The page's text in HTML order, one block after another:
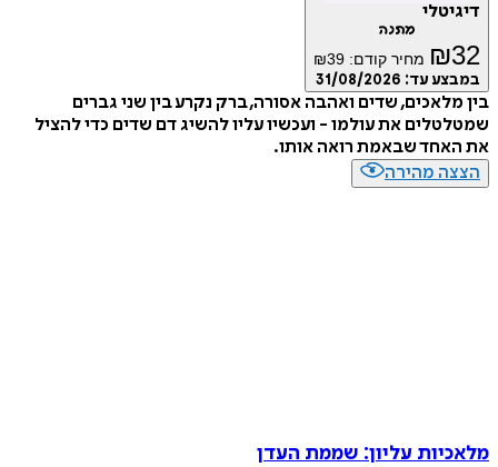
דיגיטלי
מתנה
₪32 מחיר קודם: ₪39
במבצע עד: 31/08/2026
בין מלאכים, שדים ואהבה אסורה, ברק נקרע בין שני גברים
שמטלטלים את עולמו - ועכשיו עליו להשיג דם שדים כדי להציל
את האחד שבאמת רואה אותו.
הצצה מהירה
מלאכיות עליון: שממת העדן